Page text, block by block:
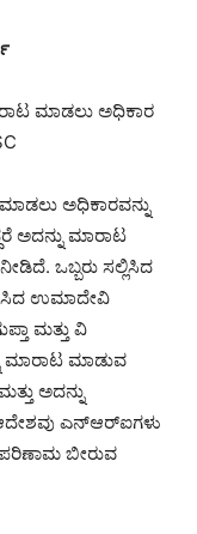
ಮಾಡಲು ಅಧಿಕಾರ
ಅಧಿಕಾರವನ್ನು
ಅದನ್ನು ಮಾರಾಟ
ಒಬ್ಬರು ಸಲ್ಲಿಸಿದ
ಉಮಾದೇವಿ
ಮತ್ತು ವಿ
ಮಾರಾಟ ಮಾಡುವ
ಅದನ್ನು
ಎನ್‌ಆರ್‌ಐಗಳು
ಬೀರುವ